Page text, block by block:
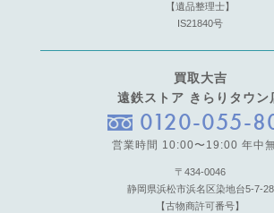
【遺品整理士】
IS21840号
買取大吉
遠鉄ストア きらりタウン
0120-055-
営業時間 10:00〜19:00 年中
〒434-0046
静岡県浜松市浜名区染地台5-7-28
【古物商許可番号】